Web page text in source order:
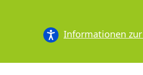
Informationen